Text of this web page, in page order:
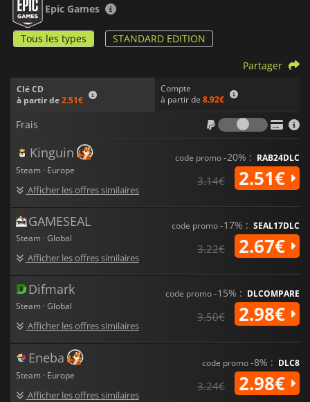
Avec son action multijoueur intense et plus de 1 500
questions uniques,
Are You Smarter Than A 5th Grader
sûr de fournir des heures de plaisir palpitant !
Epic Games
Tous les types STANDARD EDITION
Clé CD
à partir de2.51€
Compte
à partir de 8.92€
Partager
Frais
Frais
Kinguin
Steam · Europe
Afficher les offres similaires
code promo-20% : RAB24DLC
3.14€ 2.51€
GAMESEAL
Steam · Global
Afficher les offres similaires
code promo-17% : SEAL17DLC
3.22€ 2.67€
Difmark
Steam · Global
Afficher les offres similaires
code promo-15% : DLCOMPARE
3.50€ 2.98€
Eneba
Steam · Europe
Afficher les offres similaires
code promo-8% : DLC8
3.24€ 2.98€